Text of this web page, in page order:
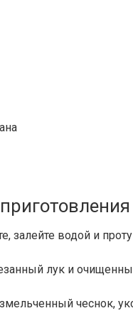
залейте водой и
лук и
чеснок,